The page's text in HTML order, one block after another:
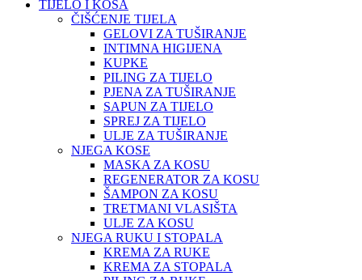
TIJELO I KOSA
ČIŠĆENJE TIJELA
GELOVI ZA TUŠIRANJE
INTIMNA HIGIJENA
KUPKE
PILING ZA TIJELO
PJENA ZA TUŠIRANJE
SAPUN ZA TIJELO
SPREJ ZA TIJELO
ULJE ZA TUŠIRANJE
NJEGA KOSE
MASKA ZA KOSU
REGENERATOR ZA KOSU
ŠAMPON ZA KOSU
TRETMANI VLASIŠTA
ULJE ZA KOSU
NJEGA RUKU I STOPALA
KREMA ZA RUKE
KREMA ZA STOPALA